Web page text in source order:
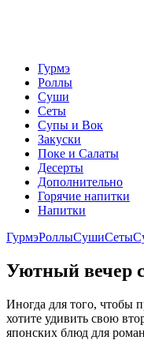
Гурмэ
Роллы
Суши
Сеты
Супы и Вок
Закуски
Поке и Салаты
Десерты
Дополнительно
Горячие напитки
Напитки
ГурмэРоллыСушиСеты
Уютный вечер
Иногда для того, чтобы
хотите удивить свою
японских блюд для